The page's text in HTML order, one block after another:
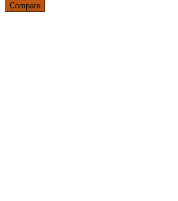
Compare